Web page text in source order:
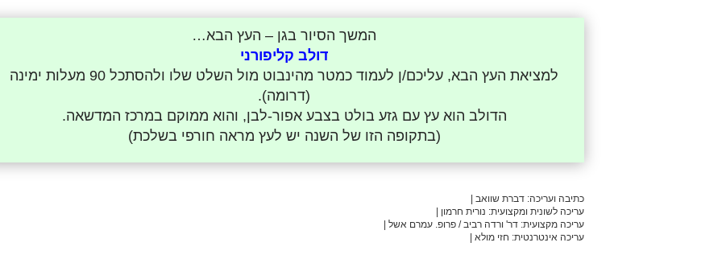
המשך הסיור בגן – העץ הבא…
דולב קליפורני
למציאת העץ הבא, עליכם/ן לעמוד כמטר מהינבוט מול השלט שלו ולהסתכל 90 מעלות ימינה
(דרומה).
הדולב הוא עץ עם גזע בולט בצבע אפור-לבן, והוא ממוקם במרכז המדשאה.
(בתקופה הזו של השנה יש לעץ מראה חורפי בשלכת)
כתיבה ועריכה: דברת שוואב |
עריכה לשונית ומקצועית: נורית חרמון |
עריכה מקצועית: דר' ורדה רביב / פרופ. עמרם אשל |
עריכה אינטרנטית: חזי מולא |